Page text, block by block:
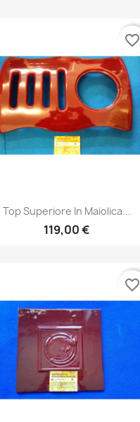
Anteprima
Top Superiore In Maiolica...
119,00 €
favorite_border
favorite_border